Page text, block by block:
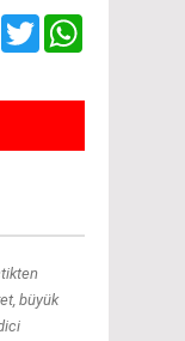
Facebook
Twitter
büyük